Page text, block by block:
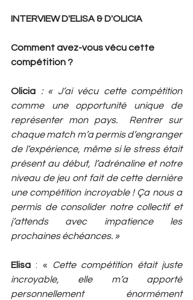
INTERVIEW D'ELISA & D'OLICIA
Comment avez-vous vécu cette
compétition ?
Olicia : « J’ai vécu cette compétition
comme une opportunité unique de
représenter mon pays.  Rentrer sur
chaque match m’a permis d’engranger
de l’expérience, même si le stress était
présent au début, l’adrénaline et notre
niveau de jeu ont fait de cette dernière
une compétition incroyable ! Ça nous a
permis de consolider notre collectif et
j’attends avec impatience les
prochaines échéances. »
Elisa : « Cette compétition était juste
incroyable, elle m’a apporté
personnellement énormément